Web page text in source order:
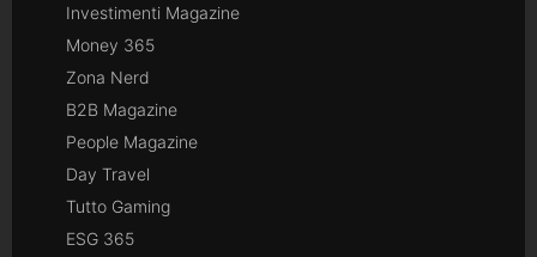
Investimenti Magazine
Money 365
Zona Nerd
B2B Magazine
People Magazine
Day Travel
Tutto Gaming
ESG 365